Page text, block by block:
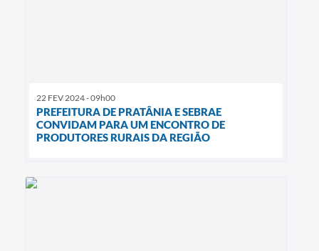
22 FEV 2024 - 09h00
PREFEITURA DE PRATÂNIA E SEBRAE
CONVIDAM PARA UM ENCONTRO DE
PRODUTORES RURAIS DA REGIÃO